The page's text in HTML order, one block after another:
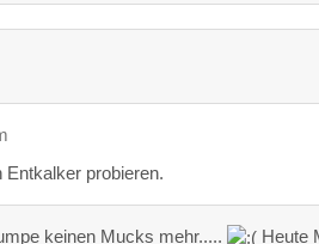
Entkalker probieren.
keinen Mucks mehr.....
Heute